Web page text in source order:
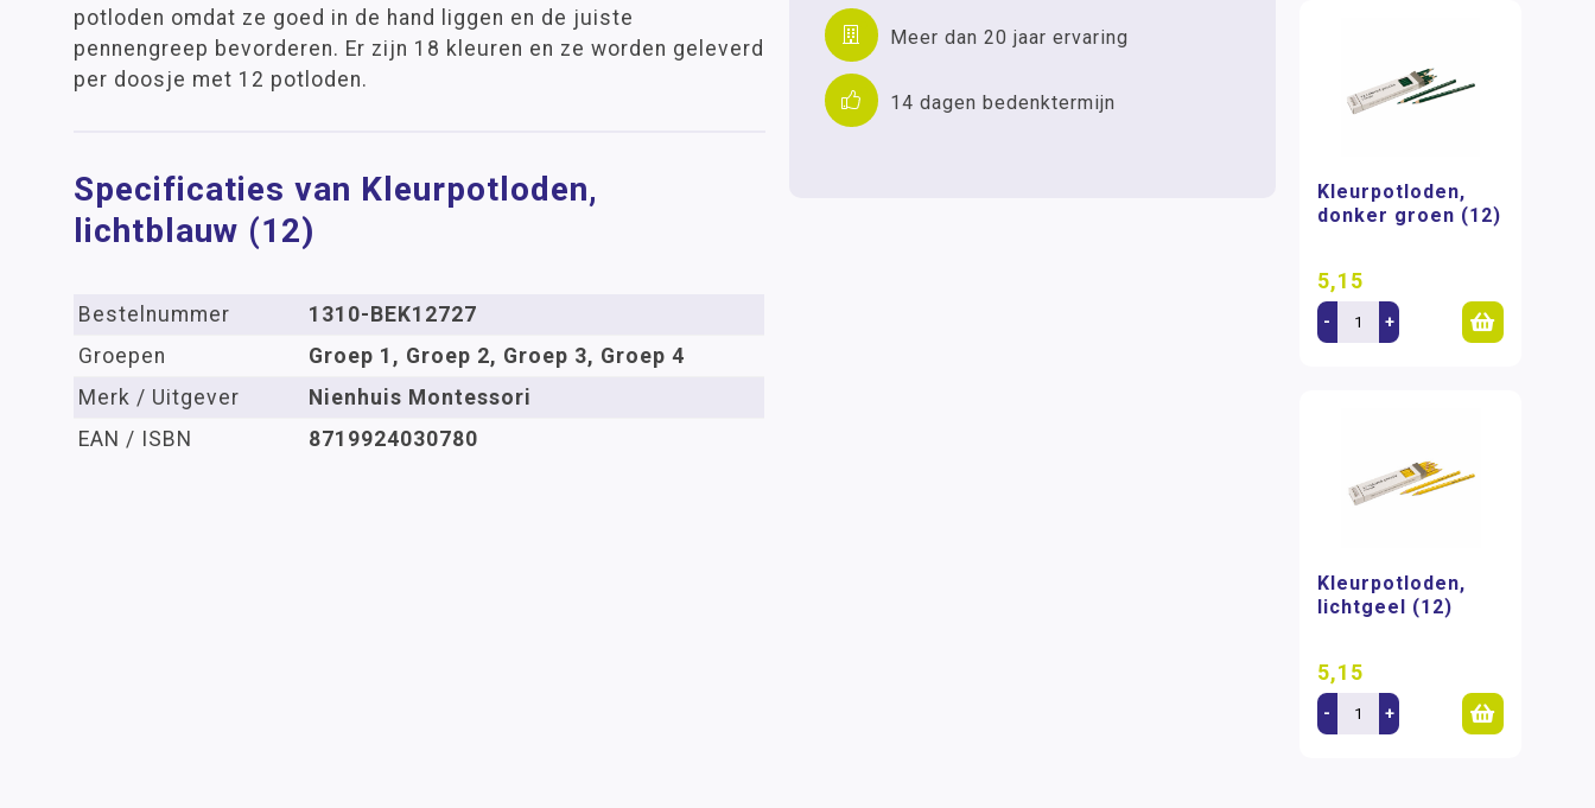
Meer dan 20 jaar ervaring
14 dagen bedenktermijn
potloden omdat ze goed in de hand liggen en de juiste
pennengreep bevorderen. Er zijn 18 kleuren en ze worden geleverd
per doosje met 12 potloden.
Specificaties van Kleurpotloden,
lichtblauw (12)
Bestelnummer
1310-BEK12727
Groepen
Groep 1, Groep 2, Groep 3, Groep 4
Merk / Uitgever
Nienhuis Montessori
EAN / ISBN
8719924030780
Kleurpotloden,
donker groen (12)
5,15
- +
Kleurpotloden,
lichtgeel (12)
5,15
- +